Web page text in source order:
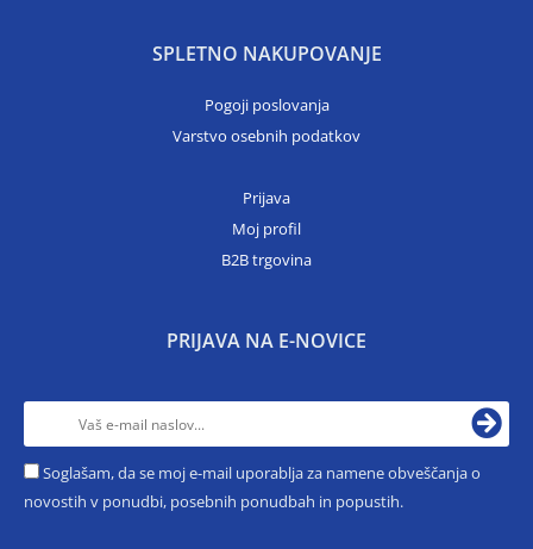
SPLETNO NAKUPOVANJE
Pogoji poslovanja
Varstvo osebnih podatkov
Prijava
Moj profil
B2B trgovina
PRIJAVA NA E-NOVICE
Soglašam, da se moj e-mail uporablja za namene obveščanja o
novostih v ponudbi, posebnih ponudbah in popustih.